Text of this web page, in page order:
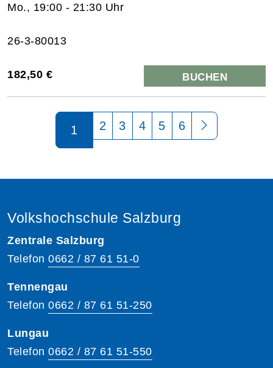
Mo., 19:00 - 21:30 Uhr
26-3-80013
182,50 € BUCHEN
Seite 1 von 6
1 2 3 4 5 6
Volkshochschule Salzburg
Zentrale Salzburg
Telefon 0662 / 87 61 51-0
Tennengau
Telefon 0662 / 87 61 51-250
Lungau
Telefon 0662 / 87 61 51-550